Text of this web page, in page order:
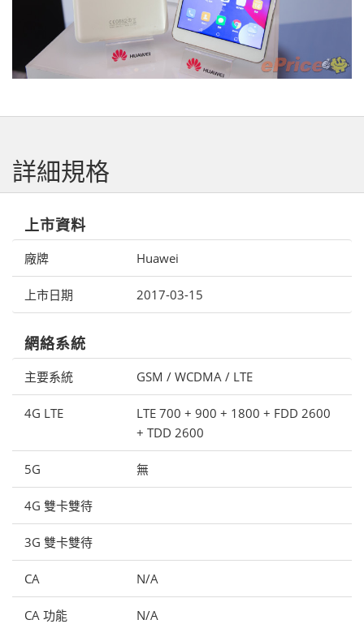
詳細規格
上市資料
廠牌 Huawei
上市日期 2017-03-15
網絡系統
主要系統 GSM / WCDMA / LTE
4G LTE
LTE 700 + 900 + 1800 + FDD 2600
+ TDD 2600
5G 無
4G 雙卡雙待
3G 雙卡雙待
CA N/A
CA 功能 N/A